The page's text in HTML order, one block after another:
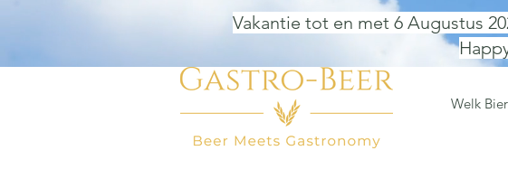
Vakantie tot en met 6 Augustus